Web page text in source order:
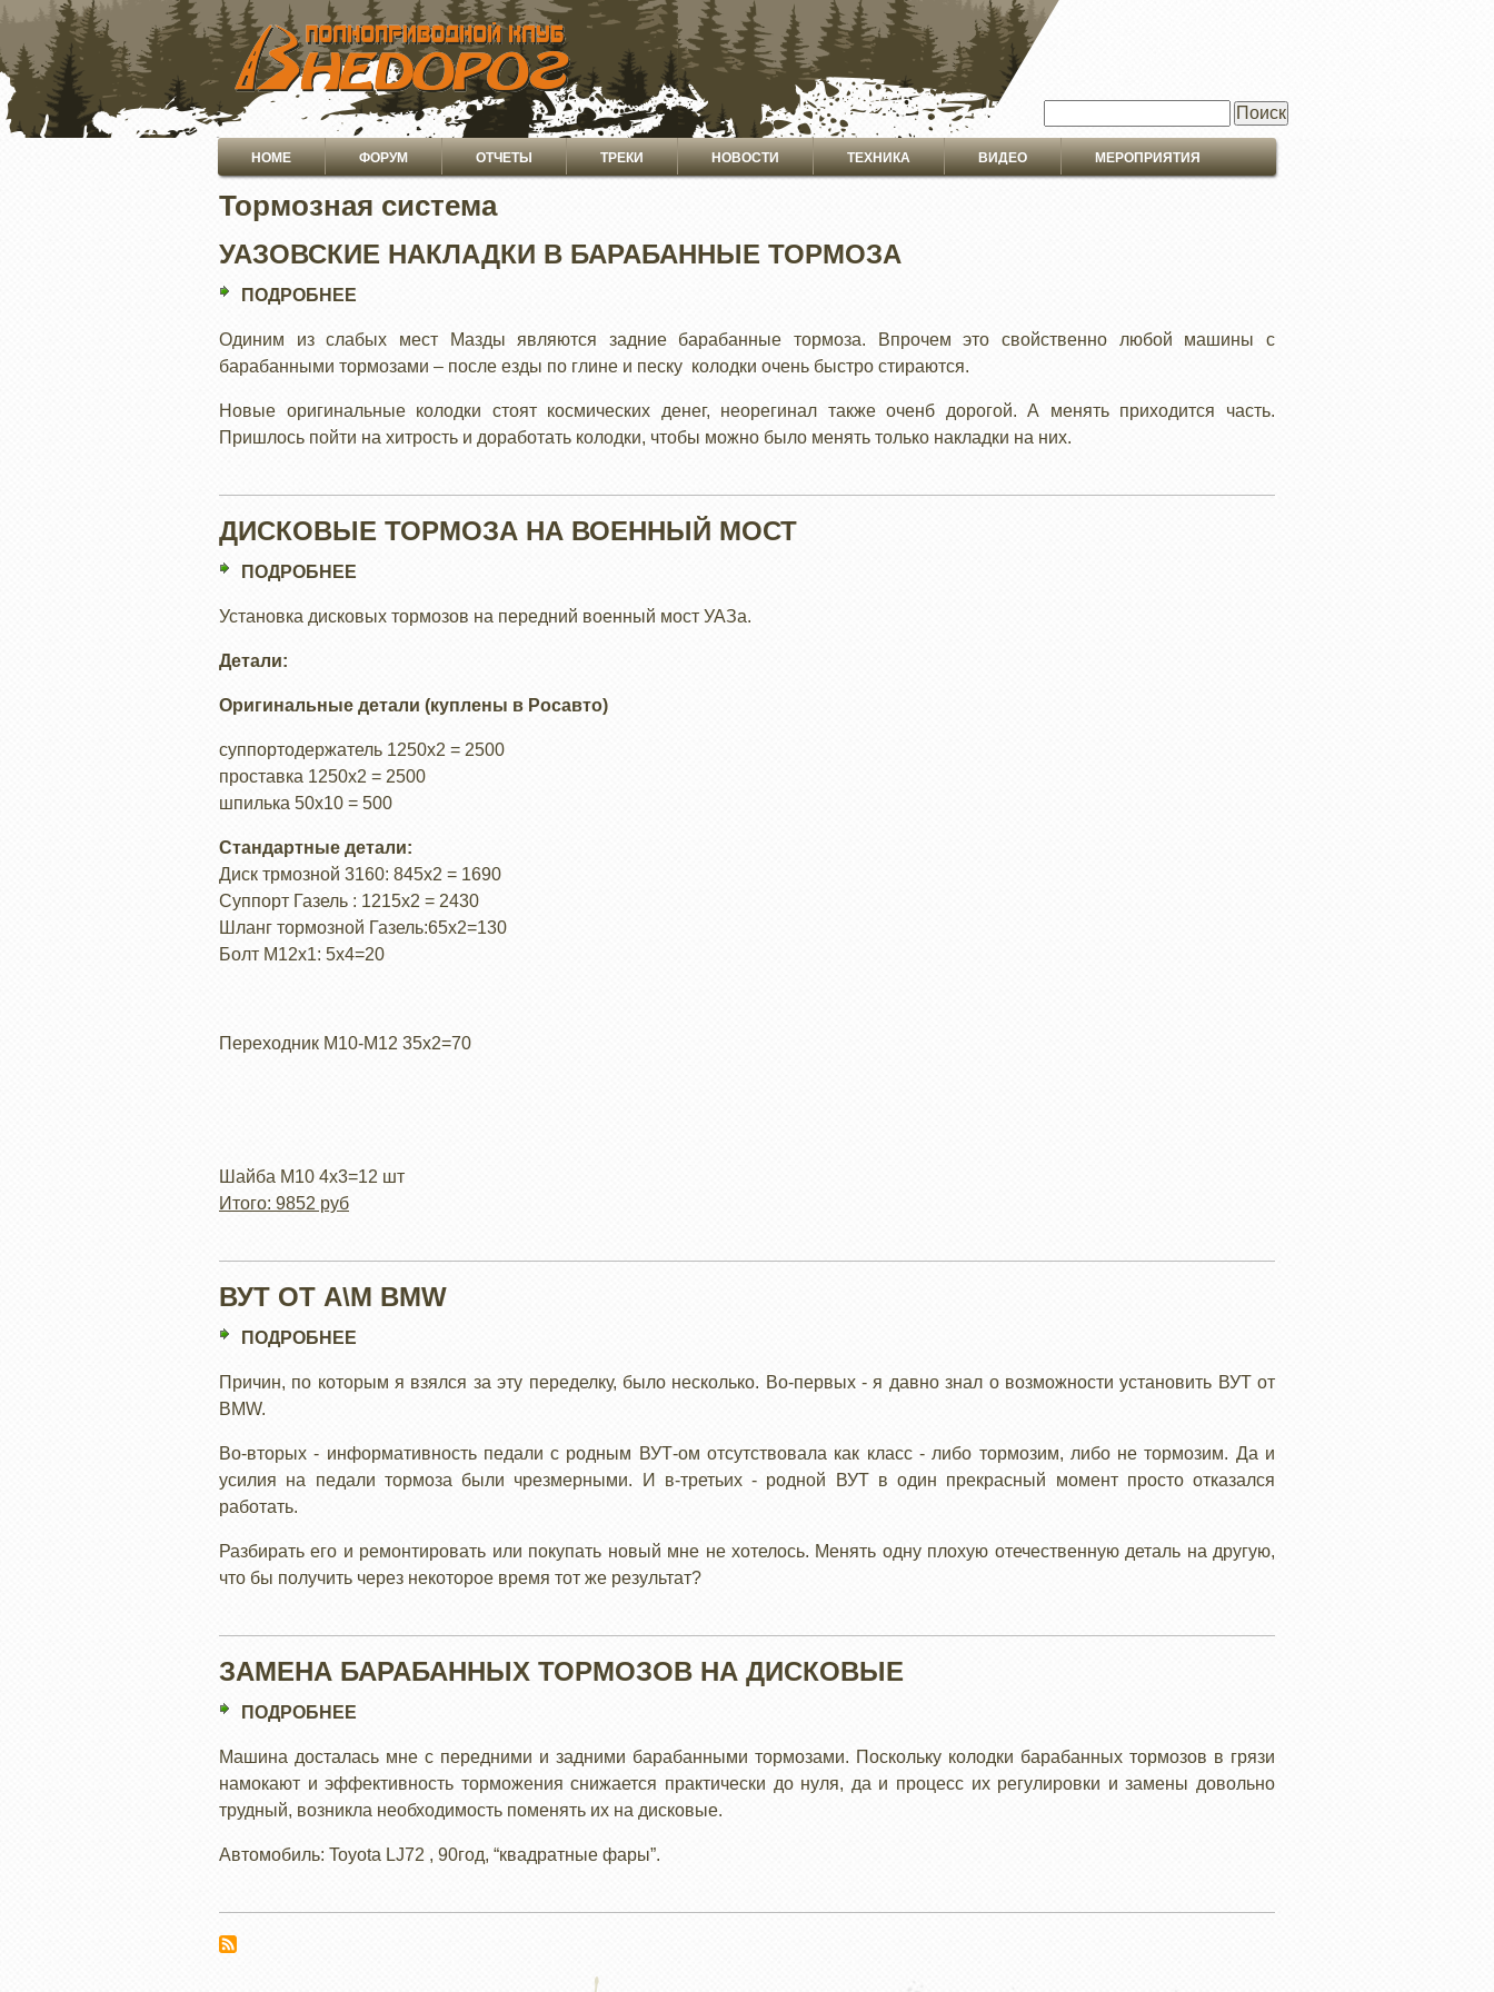
ПЕРЕЙТИ
ОСНОВНОМУ
СОДЕРЖАНИЮ
Основная
навигация
HOME ФОРУМ ОТЧЕТЫ ТРЕКИ НОВОСТИ ТЕХНИКА ВИДЕО МЕРОПРИЯТИЯ
Тормозная система
УАЗОВСКИЕ НАКЛАДКИ В БАРАБАННЫЕ ТОРМОЗА
ПОДРОБНЕЕ
НАКЛАДКИ
В
Одиним из слабых мест Мазды являются задние барабанные тормоза. Впрочем это свойственно любой машины с
барабанными тормозами – после езды по глине и песку колодки очень быстро стираются.
Новые оригинальные колодки стоят космических денег, неорегинал также оченб дорогой. А менять приходится часть.
Пришлось пойти на хитрость и доработать колодки, чтобы можно было менять только накладки на них.
ДИСКОВЫЕ ТОРМОЗА НА ВОЕННЫЙ МОСТ
ПОДРОБНЕЕ
ТОРМОЗА
МОСТ
Установка дисковых тормозов на передний военный мост УАЗа.
Детали:
Оригинальные детали (куплены в Росавто)
суппортодержатель 1250х2 = 2500
проставка 1250х2 = 2500
шпилька 50х10 = 500
Стандартные детали:
Диск трмозной 3160: 845х2 = 1690
Суппорт Газель : 1215х2 = 2430
Шланг тормозной Газель:65х2=130
Болт М12х1: 5х4=20
Переходник М10-М12 35х2=70
Шайба М10 4х3=12 шт
Итого: 9852 руб
ВУТ ОТ А\М BMW
ПОДРОБНЕЕ
ОТ
Причин, по которым я взялся за эту переделку, было несколько. Во-первых - я давно знал о возможности установить ВУТ от
BMW.
Во-вторых - информативность педали с родным ВУТ-ом отсутствовала как класс - либо тормозим, либо не тормозим. Да и
усилия на педали тормоза были чрезмерными. И в-третьих - родной ВУТ в один прекрасный момент просто отказался
работать.
Разбирать его и ремонтировать или покупать новый мне не хотелось. Менять одну плохую отечественную деталь на другую,
что бы получить через некоторое время тот же результат?
ЗАМЕНА БАРАБАННЫХ ТОРМОЗОВ НА ДИСКОВЫЕ
ПОДРОБНЕЕ
БАРАБАННЫХ
ТОРМОЗОВ
НА
ДИСКОВЫЕ
Машина досталась мне с передними и задними барабанными тормозами. Поскольку колодки барабанных тормозов в грязи
намокают и эффективность торможения снижается практически до нуля, да и процесс их регулировки и замены довольно
трудный, возникла необходимость поменять их на дисковые.
Автомобиль: Toyota LJ72 , 90год, “квадратные фары”.